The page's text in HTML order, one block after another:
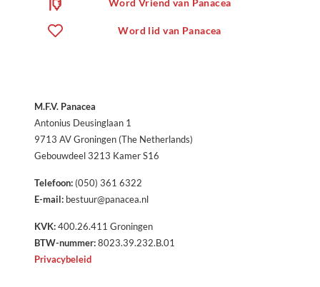
Word Vriend van Panacea
Word lid van Panacea
M.F.V. Panacea
Antonius Deusinglaan 1
9713 AV Groningen (The Netherlands)
Gebouwdeel 3213 Kamer S16
Telefoon:(050) 361 6322
E-mail:bestuur@panacea.nl
KVK:400.26.411 Groningen
BTW-nummer:8023.39.232.B.01
Privacybeleid